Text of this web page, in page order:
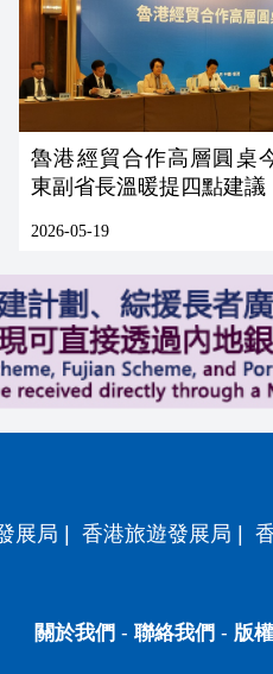
魯港經貿合作高層圓桌
東副省長溫暖提四點建議
2026-05-19
展局 香港旅遊發展局
關於我們 - 聯絡我們 - 版